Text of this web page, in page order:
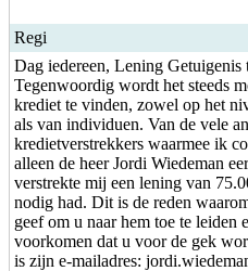
Regi
Dag iedereen, Lening Getuigenis
Tegenwoordig wordt het steeds
krediet te vinden, zowel op het
als van individuen. Van de vele
kredietverstrekkers waarmee ik
alleen de heer Jordi Wiedeman
verstrekte mij een lening van
nodig had. Dit is de reden
geef om u naar hem toe te leiden
voorkomen dat u voor de gek
is zijn e-mailadres: